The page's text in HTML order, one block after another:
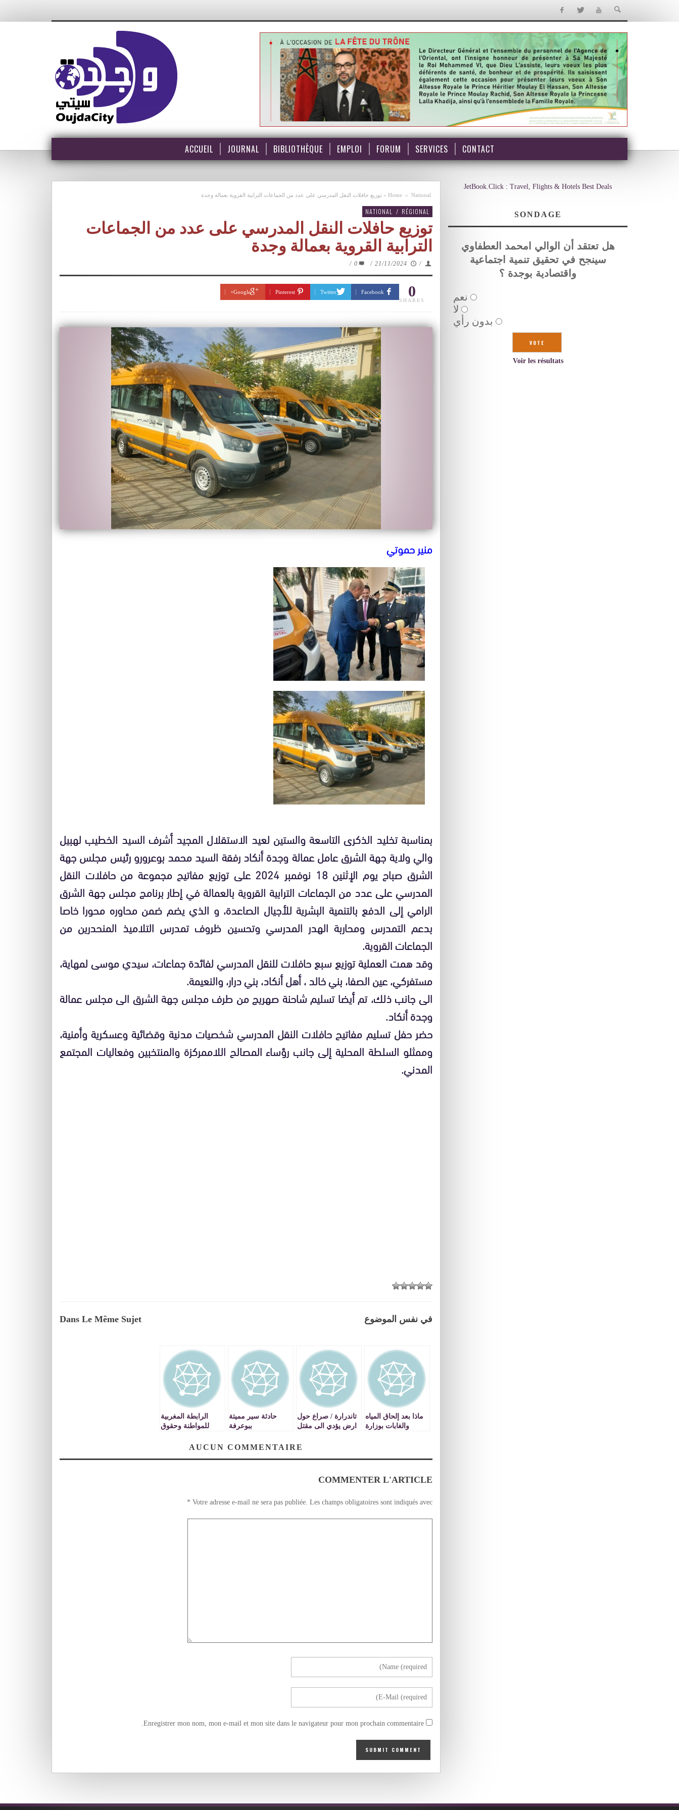
ACCUEIL JOURNAL BIBLIOTHÈQUE EMPLOI FORUM SERVICES CONTACT
Home » National
» توزيع حافلات النقل المدرسي على عدد من الجماعات الترابية القروية بعمالة وجدة
NATIONAL / RÉGIONAL
توزيع حافلات النقل المدرسي على عدد من الجماعات
الترابية القروية بعمالة وجدة
/
21/11/2024
/
0
/
0
SHARES
Facebook
Twitter
Pinterest
Google+
منير حموتي
بمناسبة تخليد الذكرى التاسعة والستين لعيد الاستقلال المجيد أشرف السيد الخطيب لهبيل
والي ولاية جهة الشرق عامل عمالة وجدة أنكاد رفقة السيد محمد بوعرورو رئيس مجلس جهة
الشرق صباح يوم الإثنين 18 نوفمبر 2024 على توزيع مفاتيح مجموعة من حافلات النقل
المدرسي على عدد من الجماعات الترابية القروية بالعمالة في إطار برنامج مجلس جهة الشرق
الرامي إلى الدفع بالتنمية البشرية للأجيال الصاعدة، و الذي يضم ضمن محاوره محورا خاصا
بدعم التمدرس ومحاربة الهدر المدرسي وتحسين ظروف تمدرس التلاميذ المنحدرين من
الجماعات القروية.
وقد همت العملية توزيع سبع حافلات للنقل المدرسي لفائدة جماعات، سيدي موسى لمهاية،
مستفركي، عين الصفا، بني خالد ، أهل أنكاد، بني درار، والنعيمة.
الى جانب ذلك، تم أيضا تسليم شاحنة صهريج من طرف مجلس جهة الشرق الى مجلس عمالة
وجدة أنكاد.
حضر حفل تسليم مفاتيح حافلات النقل المدرسي شخصيات مدنية وقضائية وعسكرية وأمنية،
وممثلو السلطة المحلية إلى جانب رؤساء المصالح اللاممركزة والمنتخبين وفعاليات المجتمع
المدني.
Dans Le Même Sujet في نفس الموضوع
ماذا بعد إلحاق المياه
والغابات بوزارة
تاندرارة / صراع حول
ارض يؤدي الى مقتل
حادثة سير مميتة
ببوعرفة
الرابطة المغربية
للمواطنة وحقوق
بخصوص عودةAUCUN COMMENTAIRE
COMMENTER L'ARTICLE
Votre adresse e-mail ne sera pas publiée. Les champs obligatoires sont indiqués avec
*
Enregistrer mon nom, mon e-mail et mon site dans le navigateur pour mon prochain commentaire.
JetBook.Click : Travel, Flights & Hotels Best Deals
SONDAGE
هل تعتقد أن الوالي امحمد العطفاوي
سينجح في تحقيق تنمية اجتماعية
واقتصادية بوجدة ؟
نعم
لا
بدون رأي
Voir les résultats